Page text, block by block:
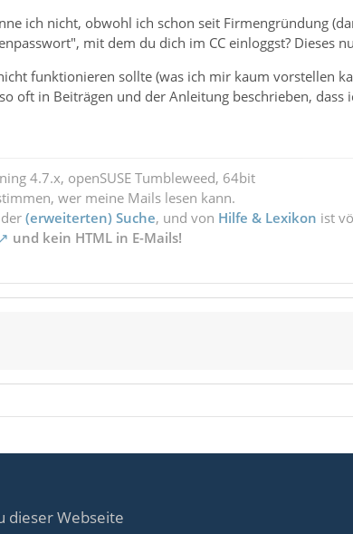
ich nicht, obwohl ich schon seit Firmengründung
mit dem du dich im CC einloggst? Dieses
funktionieren sollte (was ich mir kaum vorstellen
oft in Beiträgen und der Anleitung beschrieben, dass
4.7.x, openSUSE Tumbleweed, 64bit
wer meine Mails lesen kann.
(erweiterten) Suche, und von Hilfe & Lexikon ist
und kein HTML in E-Mails!
dieser Webseite